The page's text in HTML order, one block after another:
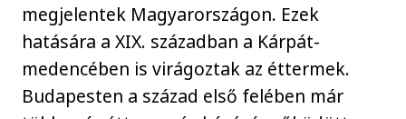
megjelentek Magyarországon. Ezek
hatására a XIX. században a Kárpát-
medencében is virágoztak az éttermek.
Budapesten a század első felében már